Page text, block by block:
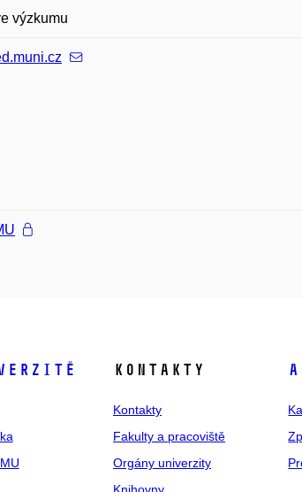
výzkumu
Kontakty
Kontakty
Fakulty a pracoviště
Orgány univerzity
Knihovny